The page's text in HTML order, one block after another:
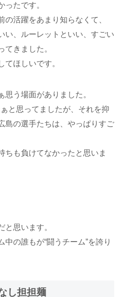
ったです。
活躍をあまり知らなくて、
い、ルーレットといい、すごい
てきました。
てほしいです。
思う場面がありました。
と思ってましたが、それを抑
島の選手たちは、やっぱりすご
ちも負けてなかったと思いま
と思います。
の誰もが“闘うチーム”を誇り
し担担麺